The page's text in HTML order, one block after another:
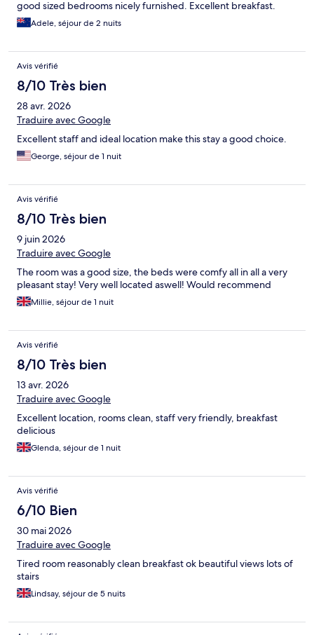
good sized bedrooms nicely furnished. Excellent breakfast.
Adele, séjour de 2 nuits
Avis vérifié
8/10 Très bien
28 avr. 2026
Traduire avec Google
Excellent staff and ideal location make this stay a good choice.
George, séjour de 1 nuit
Avis vérifié
8/10 Très bien
9 juin 2026
Traduire avec Google
The room was a good size, the beds were comfy all in all a very
pleasant stay! Very well located aswell! Would recommend
Millie, séjour de 1 nuit
Avis vérifié
8/10 Très bien
13 avr. 2026
Traduire avec Google
Excellent location, rooms clean, staff very friendly, breakfast
delicious
Glenda, séjour de 1 nuit
Avis vérifié
6/10 Bien
30 mai 2026
Traduire avec Google
Tired room reasonably clean breakfast ok beautiful views lots of
stairs
Lindsay, séjour de 5 nuits